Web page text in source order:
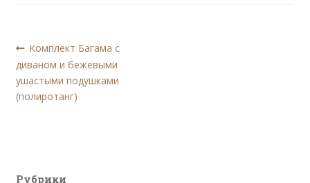
Навигация
по
записям
Предыдущая
запись:
Комплект Багама с
диваном и бежевыми
ушастыми подушками
(полиротанг)
Рубрики